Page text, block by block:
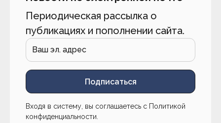
Периодическая рассылка о
публикациях и пополнении сайта.
Подписаться
Входя в систему, вы соглашаетесь с Политикой
конфиденциальности